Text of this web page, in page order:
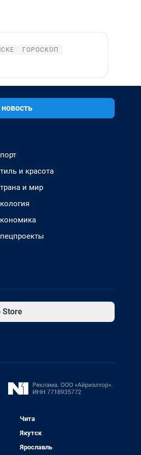
ГОРОСКОП
и красота
и мир
Store
Чита
Якутск
Ярославль